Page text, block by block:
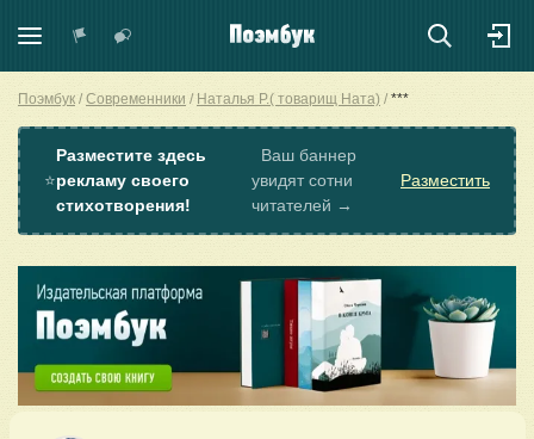
Поэмбук Современники Наталья Р.( товарищ Ната) ***
⭐
Разместите здесь
рекламу своего
стихотворения!
Ваш баннер
увидят сотни
читателей →
Разместить